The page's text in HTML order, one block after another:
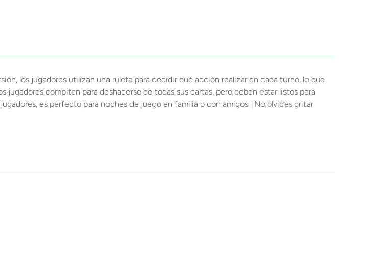
los jugadores utilizan una ruleta para decidir qué acción realizar en cada turno, lo que
compiten para deshacerse de todas sus cartas, pero deben estar listos para
es perfecto para noches de juego en familia o con amigos. ¡No olvides gritar